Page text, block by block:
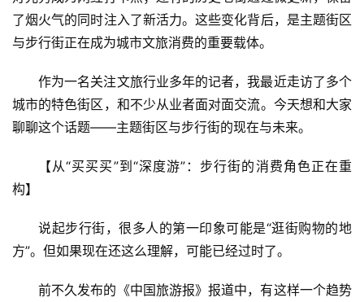
了烟火气的同时注入了新活力。这些变化背后，是主题街区
与步行街正在成为城市文旅消费的重要载体。
作为一名关注文旅行业多年的记者，我最近走访了多个
城市的特色街区，和不少从业者面对面交流。今天想和大家
聊聊这个话题——主题街区与步行街的现在与未来。
【从“买买买”到“深度游”：步行街的消费角色正在重
构】
说起步行街，很多人的第一印象可能是“逛街购物的地
方”。但如果现在还这么理解，可能已经过时了。
前不久发布的《中国旅游报》报道中，有这样一个趋势